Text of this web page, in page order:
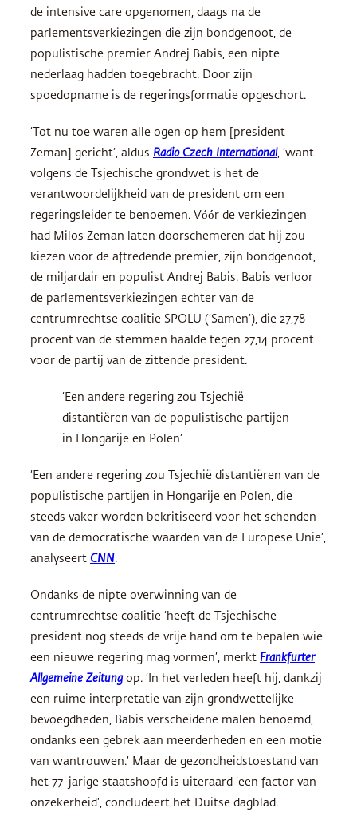
de intensive care opgenomen, daags na de
parlementsverkiezingen die zijn bondgenoot, de
populistische premier Andrej Babis, een nipte
nederlaag hadden toegebracht. Door zijn
spoedopname is de regeringsformatie opgeschort.
‘Tot nu toe waren alle ogen op hem [president
Zeman] gericht’, aldus Radio Czech International, ‘want
volgens de Tsjechische grondwet is het de
verantwoordelijkheid van de president om een
regeringsleider te benoemen. Vóór de verkiezingen
had Milos Zeman laten doorschemeren dat hij zou
kiezen voor de aftredende premier, zijn bondgenoot,
de miljardair en populist Andrej Babis. Babis verloor
de parlementsverkiezingen echter van de
centrumrechtse coalitie SPOLU (‘Samen’), die 27,78
procent van de stemmen haalde tegen 27,14 procent
voor de partij van de zittende president.
‘Een andere regering zou Tsjechië
distantiëren van de populistische partijen
in Hongarije en Polen’
‘Een andere regering zou Tsjechië distantiëren van de
populistische partijen in Hongarije en Polen, die
steeds vaker worden bekritiseerd voor het schenden
van de democratische waarden van de Europese Unie’,
analyseert CNN.
Ondanks de nipte overwinning van de
centrumrechtse coalitie ‘heeft de Tsjechische
president nog steeds de vrije hand om te bepalen wie
een nieuwe regering mag vormen’, merkt Frankfurter
Allgemeine Zeitungop. ‘In het verleden heeft hij, dankzij
een ruime interpretatie van zijn grondwettelijke
bevoegdheden, Babis verscheidene malen benoemd,
ondanks een gebrek aan meerderheden en een motie
van wantrouwen.’ Maar de gezondheidstoestand van
het 77-jarige staatshoofd is uiteraard ‘een factor van
onzekerheid’, concludeert het Duitse dagblad.